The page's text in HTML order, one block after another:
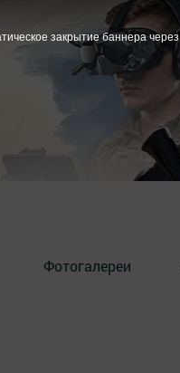
Фотогалереи
закрытие баннера через